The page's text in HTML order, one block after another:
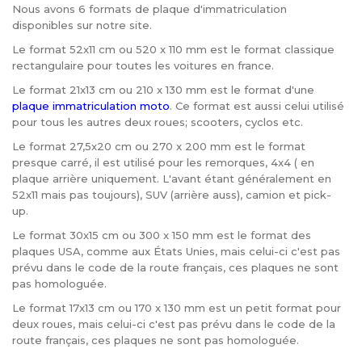
Nous avons 6 formats de plaque d'immatriculation
disponibles sur notre site.
Le format 52x11 cm ou 520 x 110 mm est le format classique
rectangulaire pour toutes les voitures en france.
Le format 21x13 cm ou 210 x 130 mm est le format d'une
plaque immatriculation moto. Ce format est aussi celui utilisé
pour tous les autres deux roues; scooters, cyclos etc.
Le format 27,5x20 cm ou 270 x 200 mm est le format
presque carré, il est utilisé pour les remorques, 4x4 ( en
plaque arrière uniquement. L'avant étant généralement en
52x11 mais pas toujours), SUV (arrière auss), camion et pick-
up.
Le format 30x15 cm ou 300 x 150 mm est le format des
plaques USA, comme aux États Unies, mais celui-ci c'est pas
prévu dans le code de la route français, ces plaques ne sont
pas homologuée.
Le format 17x13 cm ou 170 x 130 mm est un petit format pour
deux roues, mais celui-ci c'est pas prévu dans le code de la
route français, ces plaques ne sont pas homologuée.